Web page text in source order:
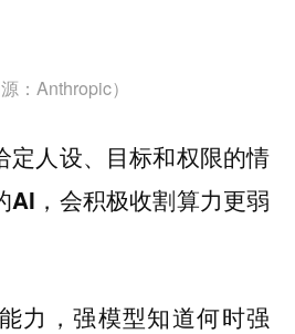
源：Anthropic）
定人设、目标和权限的情
AI，会积极收割算力更弱
力，强模型知道何时强